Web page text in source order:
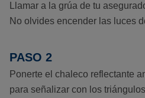
Llamar a la grúa de tu
No olvides encender las luces
PASO 2
Ponerte el chaleco reflectante
para señalizar con los